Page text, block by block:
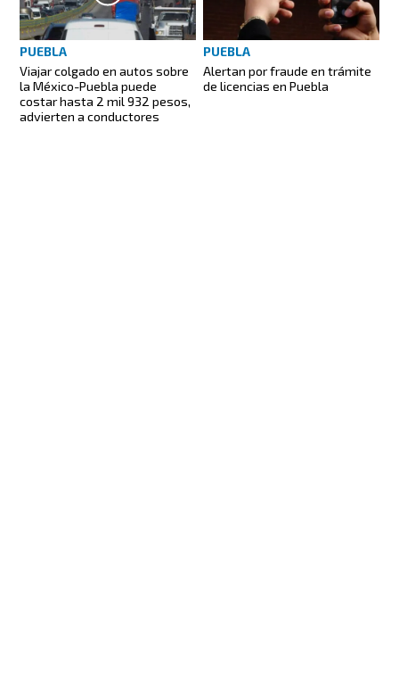
PUEBLA
Viajar colgado en autos sobre
la México-Puebla puede
costar hasta 2 mil 932 pesos,
advierten a conductores
PUEBLA
Alertan por fraude en trámite
de licencias en Puebla